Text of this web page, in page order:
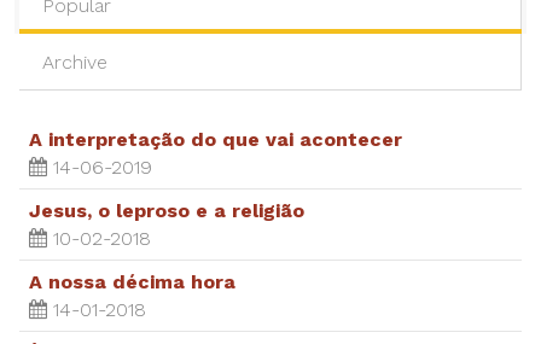
Popular
Archive
A interpretação do que vai acontecer
14-06-2019
Jesus, o leproso e a religião
10-02-2018
A nossa décima hora
14-01-2018